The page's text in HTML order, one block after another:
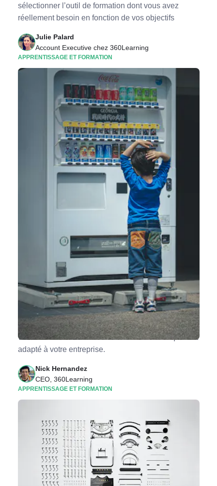
sélectionner l’outil de formation dont vous avez
réellement besoin en fonction de vos objectifs
Julie Palard
Account Executive chez 360Learning
APPRENTISSAGE ET FORMATION
Faut-il choisir un LMS, une LXP, une plateforme
de gestion des talents ou une plateforme de
formation ?
LMS, LXP, TMS, HCM, plateformes de formation... un
vrai casse-tête. Découvrez dans cet article lequel est
adapté à votre entreprise.
Nick Hernandez
CEO, 360Learning
APPRENTISSAGE ET FORMATION